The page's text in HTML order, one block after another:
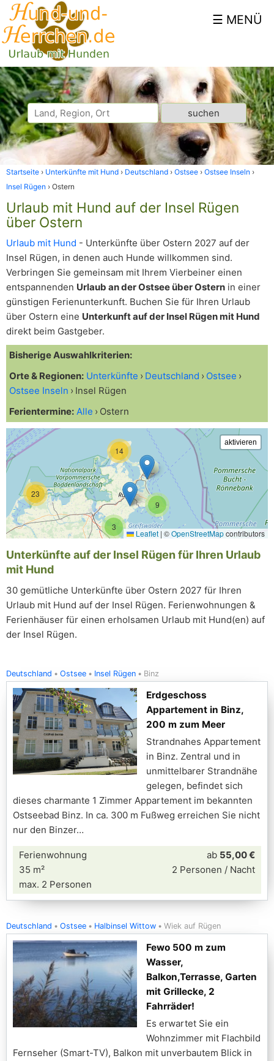
Startseite Unterkünfte mit Hund Deutschland Ostsee
Ostsee Inseln
Insel Rügen
Ostern
Urlaub mit Hund auf der Insel Rügen
über Ostern
Urlaub mit Hund - Unterkünfte über Ostern 2027 auf der
Insel Rügen, in denen auch Hunde willkommen sind.
Verbringen Sie gemeinsam mit Ihrem Vierbeiner einen
entspannenden Urlaub an der Ostsee über Ostern in einer
günstigen Ferienunterkunft. Buchen Sie für Ihren Urlaub
über Ostern eine Unterkunft auf der Insel Rügen mit Hund
direkt beim Gastgeber.
Bisherige Auswahlkriterien:
Orte & Regionen: Unterkünfte Deutschland
Ostsee
Ostsee Inseln
Insel Rügen
Ferientermine: Alle Ostern
23
14
3
9
Leaflet | ©OpenStreetMapcontributors
Unterkünfte auf der Insel Rügen für Ihren Urlaub
mit Hund
30 gemütliche Unterkünfte über Ostern 2027 für Ihren
Urlaub mit Hund auf der Insel Rügen. Ferienwohnungen &
Ferienhäuser für einen erholsamen Urlaub mit Hund(en) auf
der Insel Rügen.
Deutschland Ostsee Insel Rügen Binz
Erdgeschoss
Appartement in Binz,
200 m zum Meer
Strandnahes Appartement
in Binz. Zentral und in
unmittelbarer Strandnähe
gelegen, befindet sich
dieses charmante 1 Zimmer Appartement im bekannten
Ostseebad Binz. In ca. 300 m Fußweg erreichen Sie nicht
nur den Binzer
Ferienwohnung
35 m²
max. 2 Personen
ab 55,00 €
2 Personen / Nacht
Deutschland Ostsee Halbinsel Wittow Wiek auf Rügen
Fewo 500 m zum
Wasser,
Balkon,Terrasse, Garten
mit Grillecke, 2
Fahrräder!
Es erwartet Sie ein
Wohnzimmer mit Flachbild
Fernseher (Smart-TV), Balkon mit unverbautem Blick in